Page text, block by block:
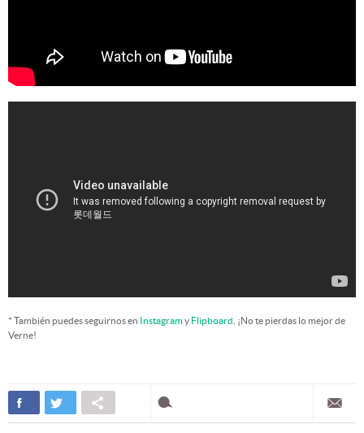
* También puedes seguirnos en Instagramy Flipboard . ¡No te pierdas lo mejor de
Verne!